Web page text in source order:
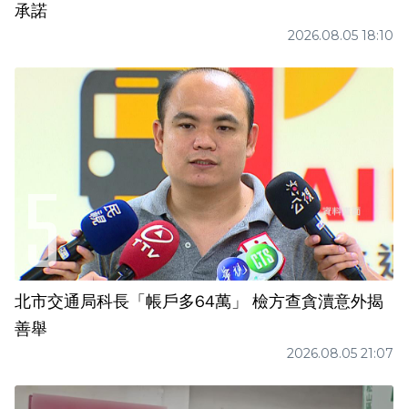
承諾
2026.08.05 18:10
北市交通局科長「帳戶多64萬」 檢方查貪瀆意外揭
善舉
2026.08.05 21:07